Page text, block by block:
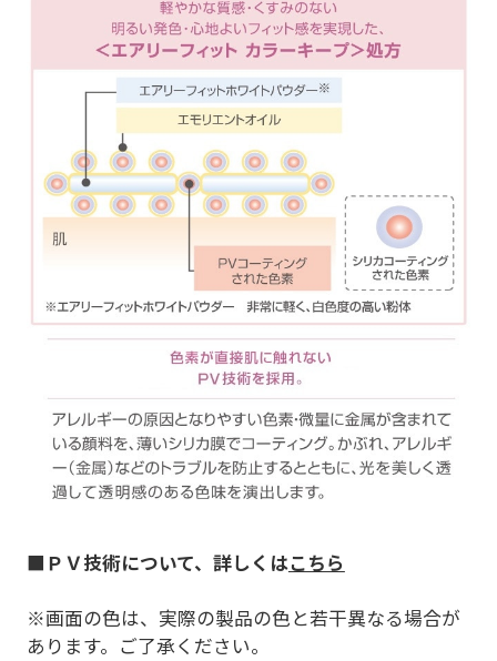
■ ＰＶ技術について、詳しくはこちら
※画面の色は、実際の製品の色と若干異なる場合が
あります。ご了承ください。